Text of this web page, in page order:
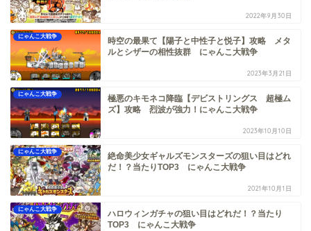
2022年9月30日
にゃんこ大戦争
時空の最果て【陽子と中性子と悦子】攻略 メタ
ルとシザーの相性抜群 にゃんこ大戦争
2023年3月21日
にゃんこ大戦争
極悪のキモネコ降臨【デビストリングス 超極ム
ズ】攻略 烈波が強力！にゃんこ大戦争
2023年10月10日
にゃんこ大戦争
絶命美少女ギャルズモンスターズの狙い目はどれ
だ！？当たりTOP3 にゃんこ大戦争
2021年10月1日
にゃんこ大戦争
ハロウィンガチャの狙い目はどれだ！？当たり
TOP3 にゃんこ大戦争